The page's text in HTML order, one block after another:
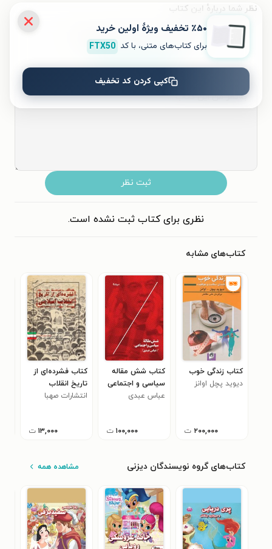
نظر شما دربارهٔ این کتاب
به این کتاب چه امتیازی می‌دهید؟
۱ ۴ ۵
ثبت نظر
نظری برای کتاب ثبت نشده است.
کتاب‌های مشابه
کتاب زندگی خوب
دیوید پچل اوانز
۲۰۰,۰۰۰ ت
کتاب شش مقاله
سیاسی و اجتماعی
عباس عبدی
۱۰۰,۰۰۰ ت
کتاب فشرده‌ای از
تاریخ انقلاب
اسلامی
انتشارات صهبا
۱۳,۰۰۰ ت
کتاب‌های گروه نویسندگان دیزنی مشاهده همه
٪۵۰ تخفیف ویژۀ اولین خرید
برای کتاب‌های متنی، با کد FTX50
کپی کردن کد تخفیف